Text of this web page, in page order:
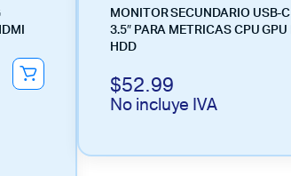
MONITOR SECUNDARIO USB-
3.5″ PARA METRICAS CPU GPU
HDD
$52.99
No incluye IVA